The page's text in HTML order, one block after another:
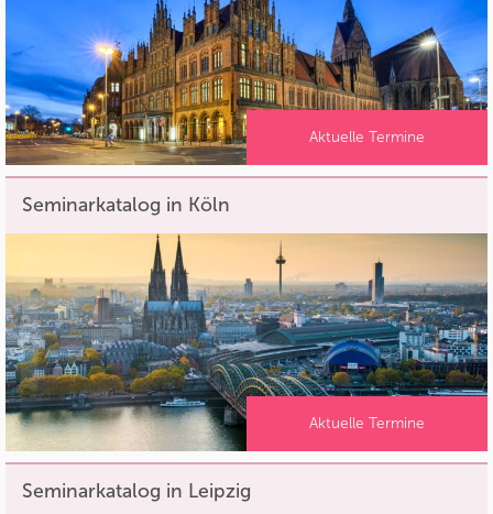
Aktuelle Termine
Seminarkatalog in Köln
Aktuelle Termine
Seminarkatalog in Leipzig